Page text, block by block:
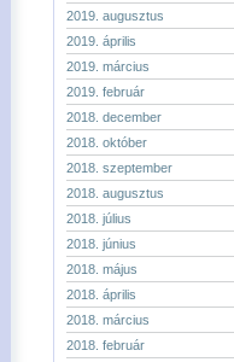
2019. augusztus
2019. április
2019. március
2019. február
2018. december
2018. október
2018. szeptember
2018. augusztus
2018. július
2018. június
2018. május
2018. április
2018. március
2018. február